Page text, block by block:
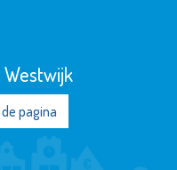
Westwijk
pagina